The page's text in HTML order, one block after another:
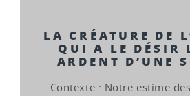
LA CRÉATURE DE
QUI A LE DÉSIR
ARDENT D’UNE
Contexte : Notre estime